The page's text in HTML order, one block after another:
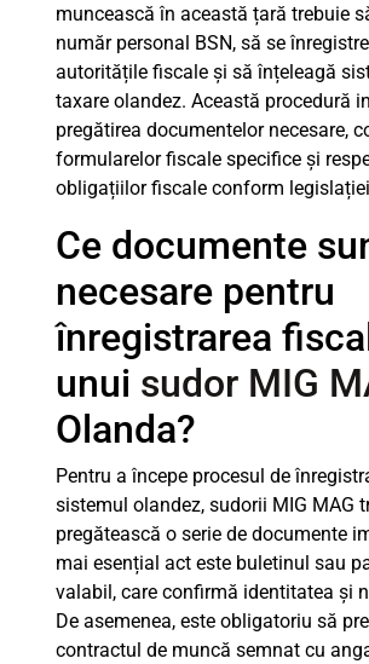
muncească în această țară trebuie
număr personal BSN, să se
autoritățile fiscale și să înțeleagă
taxare olandez. Această procedură
pregătirea documentelor necesare,
formularelor fiscale specifice și
obligațiilor fiscale conform
Ce documente
necesare pentru
înregistrarea
unui sudor MIG
Olanda?
Pentru a începe procesul de
sistemul olandez, sudorii MIG MAG
pregătească o serie de documente
mai esențial act este buletinul sau
valabil, care confirmă identitatea și
De asemenea, este obligatoriu să
contractul de muncă semnat cu